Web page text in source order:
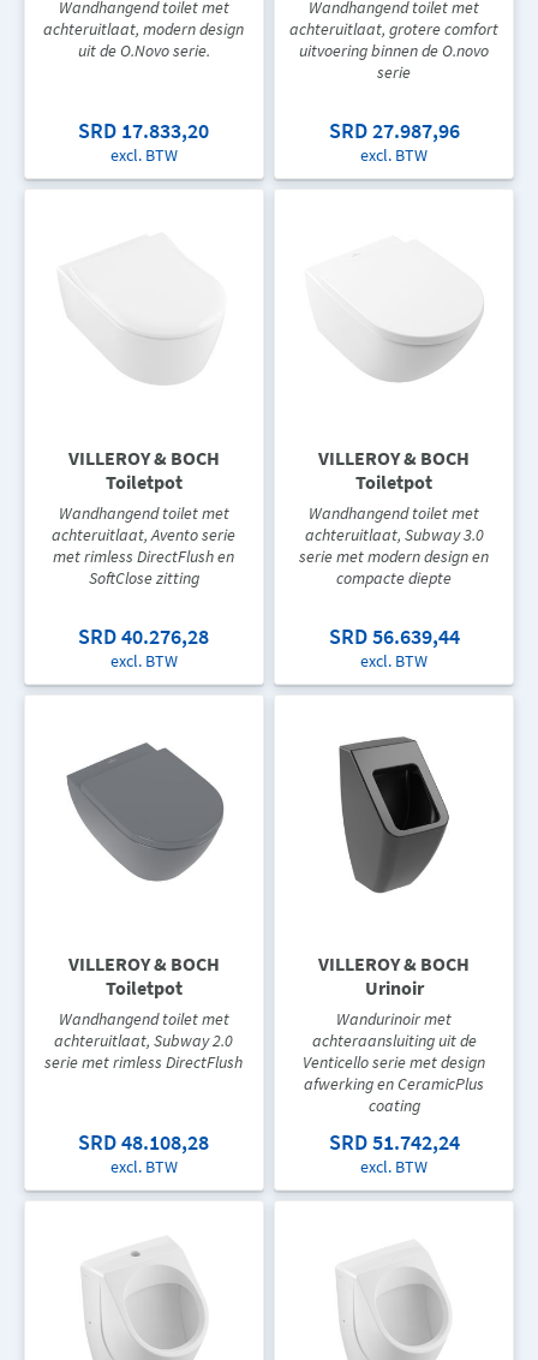
Wandhangend toilet met
achteruitlaat, modern design
uit de O.Novo serie.
SRD 17.833,20
excl. BTW
Wandhangend toilet met
achteruitlaat, grotere comfort
uitvoering binnen de O.novo
serie
SRD 27.987,96
excl. BTW
VILLEROY & BOCH
Toiletpot
Wandhangend toilet met
achteruitlaat, Avento serie
met rimless DirectFlush en
SoftClose zitting
SRD 40.276,28
excl. BTW
VILLEROY & BOCH
Toiletpot
Wandhangend toilet met
achteruitlaat, Subway 3.0
serie met modern design en
compacte diepte
SRD 56.639,44
excl. BTW
VILLEROY & BOCH
Toiletpot
Wandhangend toilet met
achteruitlaat, Subway 2.0
serie met rimless DirectFlush
SRD 48.108,28
excl. BTW
VILLEROY & BOCH
Urinoir
Wandurinoir met
achteraansluiting uit de
Venticello serie met design
afwerking en CeramicPlus
coating
SRD 51.742,24
excl. BTW